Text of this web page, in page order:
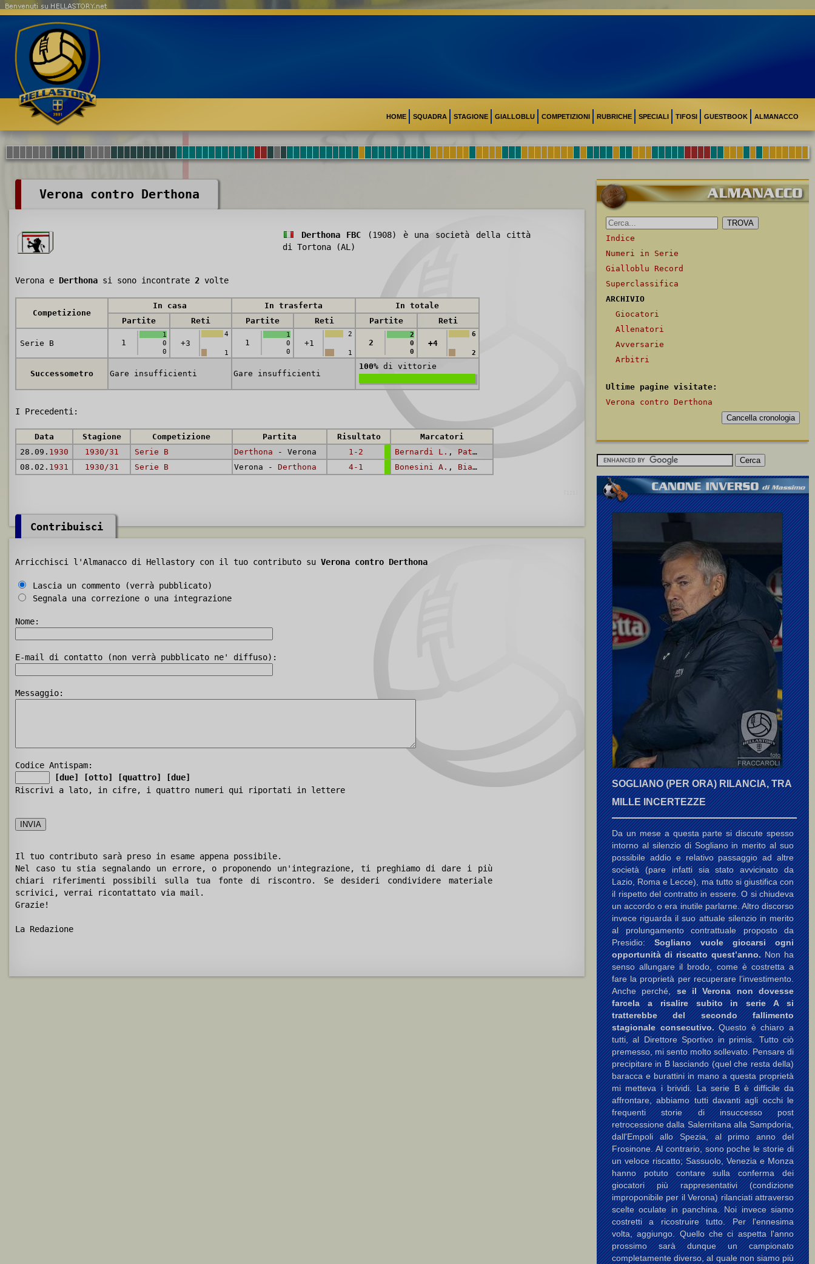
HOME SQUADRA STAGIONE GIALLOBLU COMPETIZIONI RUBRICHE SPECIALI TIFOSI GUESTBOOK ALMANACCO
Benvenuti su HELLASTORY.net
Verona contro Derthona
Derthona FBC (1908) è una società della città
di Tortona (AL)
Verona e Derthona si sono incontrate 2 volte
Competizione
In casa In trasferta
In totale
Partite
Reti Partite Reti Partite Reti
Serie B 1
1
0
0
+3
4
1
1
1
0
0
+1
2
1
2
2
0
0
+4
6
2
Successometro Gare insufficienti Gare insufficienti
100% di vittorie
I Precedenti:
Data Stagione Competizione Partita Risultato
Marcatori
28.09. 1930 1930/31 Serie B Derthona - Verona 1-2 Bernardi L. , Patuzzi M.
08.02. 1931 1930/31 Serie B Verona - Derthona 4-1 Bonesini A. , Biagini B. Tommasi L.
Contribuisci
Arricchisci l'Almanacco di Hellastory con il tuo contributo su Verona contro Derthona
Lascia un commento (verrà pubblicato)
Segnala una correzione o una integrazione
Nome:
E-mail di contatto (non verrà pubblicato ne' diffuso):
Messaggio:
Codice Antispam:
[due]
[otto] [quattro]
[due]
Riscrivi a lato, in cifre, i quattro numeri qui riportati in lettere
Il tuo contributo sarà preso in esame appena possibile.
Nel caso tu stia segnalando un errore, o proponendo un'integrazione, ti preghiamo di dare i più
chiari riferimenti possibili sulla tua fonte di riscontro. Se desideri condividere materiale
scrivici, verrai ricontattato via mail.
Grazie!
La Redazione
Indice
Numeri in Serie
Gialloblu Record
Superclassifica
ARCHIVIO
Giocatori
Allenatori
Avversarie
Arbitri
Ultime pagine visitate:
Verona contro Derthona
SOGLIANO (PER ORA) RILANCIA, TRA
MILLE INCERTEZZE
Da un mese a questa parte si discute spesso
intorno al silenzio di Sogliano in merito al suo
possibile addio e relativo passaggio ad altre
società (pare infatti sia stato avvicinato da
Lazio, Roma e Lecce), ma tutto si giustifica con
il rispetto del contratto in essere. O si chiudeva
un accordo o era inutile parlarne. Altro discorso
invece riguarda il suo attuale silenzio in merito
al prolungamento contrattuale proposto da
Presidio:Sogliano vuole giocarsi ogni
opportunità di riscatto quest’anno.Non ha
senso allungare il brodo, come è costretta a
fare la proprietà per recuperare l’investimento.
Anche perché,se il Verona non dovesse
farcela a risalire subito in serie A si
tratterebbe del secondo fallimento
stagionale consecutivo.Questo è chiaro a
tutti, al Direttore Sportivo in primis. Tutto ciò
premesso, mi sento molto sollevato. Pensare di
precipitare in B lasciando (quel che resta della)
baracca e burattini in mano a questa proprietà
mi metteva i brividi. La serie B è difficile da
affrontare, abbiamo tutti davanti agli occhi le
frequenti storie di insuccesso post
retrocessione dalla Salernitana alla Sampdoria,
dall'Empoli allo Spezia, al primo anno del
Frosinone. Al contrario, sono poche le storie di
un veloce riscatto; Sassuolo, Venezia e Monza
hanno potuto contare sulla conferma dei
giocatori più rappresentativi (condizione
improponibile per il Verona) rilanciati attraverso
scelte oculate in panchina. Noi invece siamo
costretti a ricostruire tutto. Per l'ennesima
volta, aggiungo. Quello che ci aspetta l'anno
prossimo sarà dunque un campionato
completamente diverso, al quale non siamo più